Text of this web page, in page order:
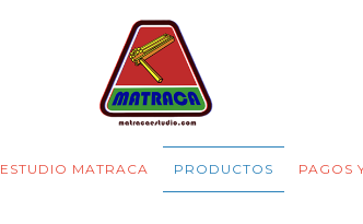
ESTUDIO MATRACA PRODUCTOS PAGOS